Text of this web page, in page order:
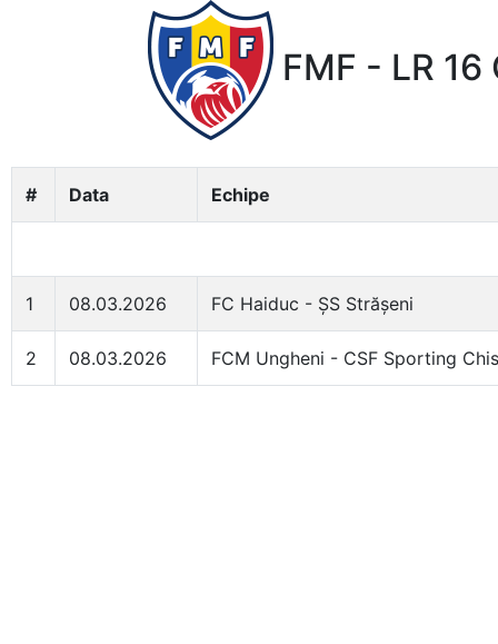
FMF - LR
# Data Echipe
1 08.03.2026 FC Haiduc - ȘS Strășeni
2 08.03.2026 FCM Ungheni - CSF Sporting